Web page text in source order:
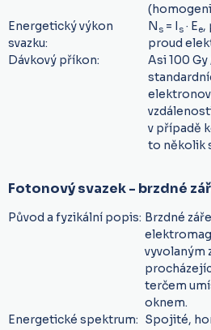
Energetický výkon
svazku:
N s = I s · Ee,
proud
Dávkový příkon:
Asi 100 Gy
v případě
to několik
Fotonový svazek- brzdné
Původ a fyzikální popis: Brzdné
vyvolaným
terčem
oknem.
Energetické spektrum: Spojité,